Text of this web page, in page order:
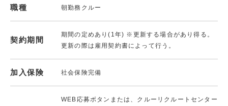
職種 朝勤務クルー
契約期間
期間の定めあり(1年) ※更新する場合があり得る。
更新の際は雇用契約書によって行う。
加入保険 社会保険完備
WEB応募ボタンまたは、クルーリクルートセンター